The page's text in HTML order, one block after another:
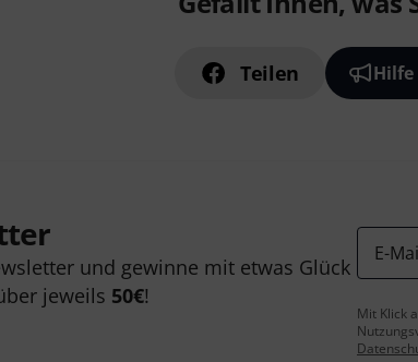
Teilen Hilfe
und gewinne mit etwas Glück
jeweils 50€!
E-
Mit Klick